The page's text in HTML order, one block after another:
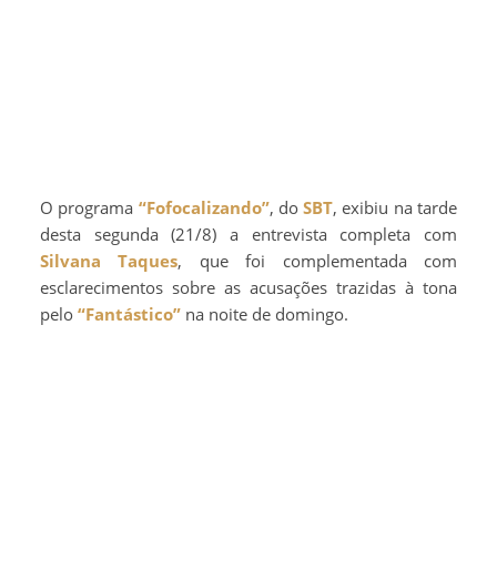
O programa “Fofocalizando”, doSBT, exibiu na tarde
desta segunda (21/8) a entrevista completa com
Silvana Taques, que foi complementada com
esclarecimentos sobre as acusações trazidas à tona
pelo “Fantástico” na noite de domingo.